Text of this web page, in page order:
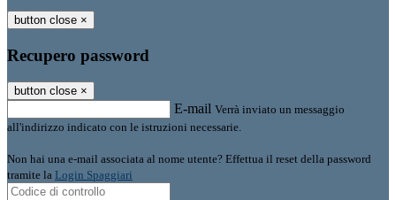
button close ×
Recupero password
button close ×
E-mail Verrà inviato un messaggio
all'indirizzo indicato con le istruzioni necessarie.
Non hai una e-mail associata al nome utente? Effettua il reset della password
tramite la Login Spaggiari